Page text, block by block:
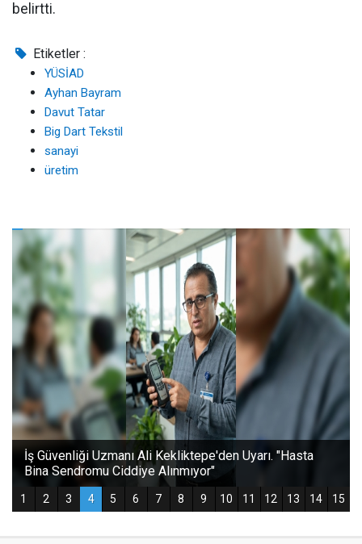
belirtti.
Etiketler :
YÜSİAD
Ayhan Bayram
Davut Tatar
Big Dart Tekstil
sanayi
üretim